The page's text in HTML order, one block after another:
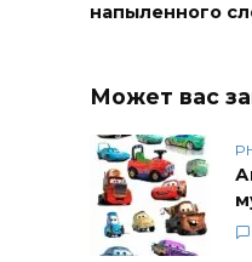
напыленного
Может вас